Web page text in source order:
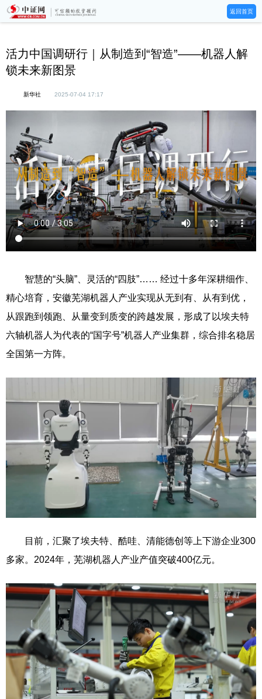
返回首页
活力中国调研行｜从制造到“智造”——机器人解
锁未来新图景
新华社 2025-07-04 17:17
智慧的“头脑”、灵活的“四肢”…… 经过十多年深耕细作、
精心培育，安徽芜湖机器人产业实现从无到有、从有到优，
从跟跑到领跑、从量变到质变的跨越发展，形成了以埃夫特
六轴机器人为代表的“国字号”机器人产业集群，综合排名稳居
全国第一方阵。
目前，汇聚了埃夫特、酷哇、清能德创等上下游企业300
多家。2024年，芜湖机器人产业产值突破400亿元。